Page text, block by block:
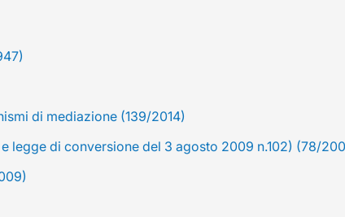
di mediazione (139/2014)
legge di conversione del 3 agosto 2009 n.102) (78/